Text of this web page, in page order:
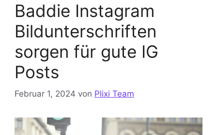
Baddie Instagram
Bildunterschriften
sorgen für gute IG
Posts
Februar 1, 2024 von Plixi Team